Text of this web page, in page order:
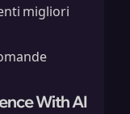
migliori
With AI